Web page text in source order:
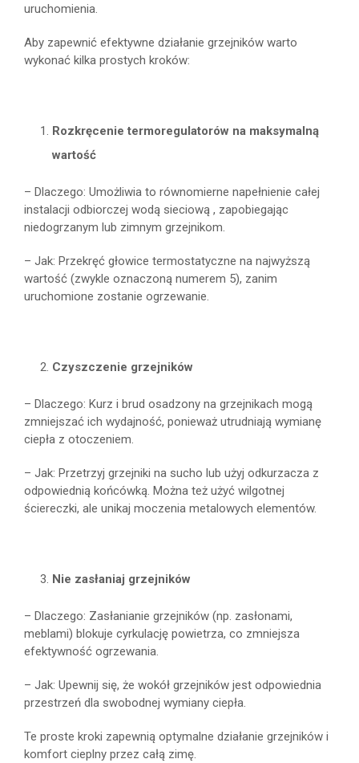
uruchomienia.
Aby zapewnić efektywne działanie grzejników warto
wykonać kilka prostych kroków:
Rozkręcenie termoregulatorów na maksymalną
wartość
– Dlaczego: Umożliwia to równomierne napełnienie całej
instalacji odbiorczej wodą sieciową , zapobiegając
niedogrzanym lub zimnym grzejnikom.
– Jak: Przekręć głowice termostatyczne na najwyższą
wartość (zwykle oznaczoną numerem 5), zanim
uruchomione zostanie ogrzewanie.
Czyszczenie grzejników
– Dlaczego: Kurz i brud osadzony na grzejnikach mogą
zmniejszać ich wydajność, ponieważ utrudniają wymianę
ciepła z otoczeniem.
– Jak: Przetrzyj grzejniki na sucho lub użyj odkurzacza z
odpowiednią końcówką. Można też użyć wilgotnej
ściereczki, ale unikaj moczenia metalowych elementów.
Nie zasłaniaj grzejników
– Dlaczego: Zasłanianie grzejników (np. zasłonami,
meblami) blokuje cyrkulację powietrza, co zmniejsza
efektywność ogrzewania.
– Jak: Upewnij się, że wokół grzejników jest odpowiednia
przestrzeń dla swobodnej wymiany ciepła.
Te proste kroki zapewnią optymalne działanie grzejników i
komfort cieplny przez całą zimę.